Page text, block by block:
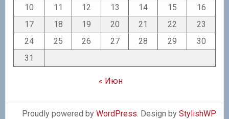
10
11 12 13 14 15
16
17
18 19 20 21 22
23
24
25 26 27 28 29
30
31
« Июн
Proudly powered by WordPress . Design by StylishWP